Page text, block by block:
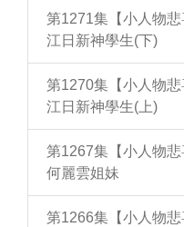
第1271集【小人物
江日新神學生(下)
第1270集【小人物
江日新神學生(上)
第1267集【小人物
何麗雲姐妹
第1266集【小人物